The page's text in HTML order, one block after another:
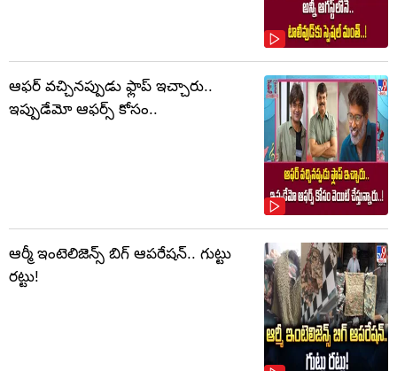
ఆఫర్ వచ్చినప్పుడు ఫ్లాప్ ఇచ్చారు..
ఇప్పుడేమో ఆఫర్స్ కోసం..
ఆర్మీ ఇంటెలిజెన్స్ బిగ్ ఆపరేషన్.. గుట్టు
రట్టు!